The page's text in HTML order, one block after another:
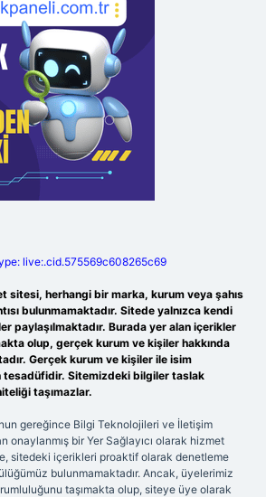
live:.cid.575569c608265c69
sitesi, herhangi bir marka, kurum veya şahıs
bulunmamaktadır. Sitede yalnızca kendi
paylaşılmaktadır. Burada yer alan içerikler
olup, gerçek kurum ve kişiler hakkında
Gerçek kurum ve kişiler ile isim
tesadüfidir. Sitemizdeki bilgiler taslak
taşımazlar.
gereğince Bilgi Teknolojileri ve İletişim
onaylanmış bir Yer Sağlayıcı olarak hizmet
sitedeki içerikleri proaktif olarak denetleme
bulunmamaktadır. Ancak, üyelerimiz
taşımakta olup, siteye üye olarak